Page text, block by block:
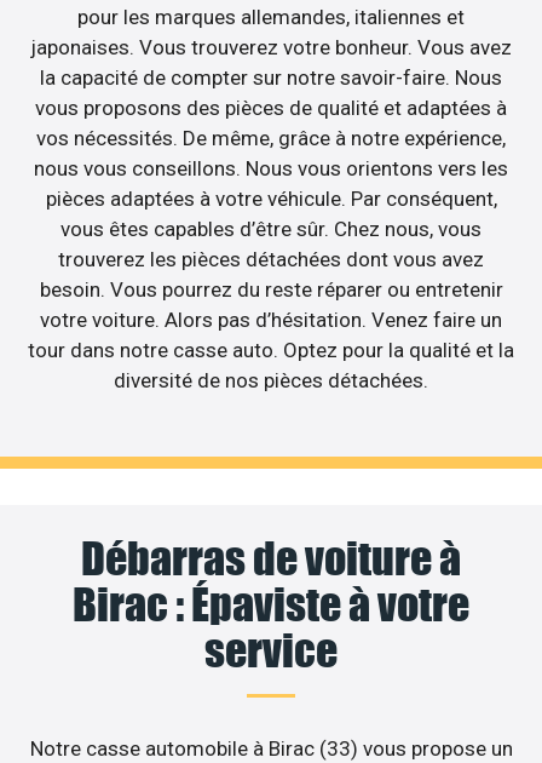
pour les marques allemandes, italiennes et
japonaises. Vous trouverez votre bonheur. Vous avez
la capacité de compter sur notre savoir-faire. Nous
vous proposons des pièces de qualité et adaptées à
vos nécessités. De même, grâce à notre expérience,
nous vous conseillons. Nous vous orientons vers les
pièces adaptées à votre véhicule. Par conséquent,
vous êtes capables d’être sûr. Chez nous, vous
trouverez les pièces détachées dont vous avez
besoin. Vous pourrez du reste réparer ou entretenir
votre voiture. Alors pas d’hésitation. Venez faire un
tour dans notre casse auto. Optez pour la qualité et la
diversité de nos pièces détachées.
Débarras de voiture à
Birac : Épaviste à votre
service
Notre casse automobile à Birac (33) vous propose un